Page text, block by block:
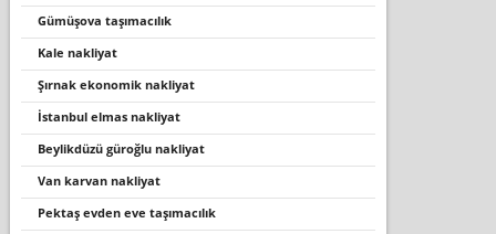
gümüşova taşimacilik
kale nakli̇yat
şırnak ekonomik nakliyat
i̇stanbul elmas nakliyat
beylikdüzü güroğlu nakliyat
van karvan nakliyat
pektaş evden eve taşımacılık